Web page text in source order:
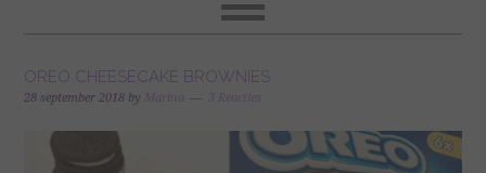
OREO CHEESECAKE BROWNIES
28 september 2018 by Marina 3 Reacties